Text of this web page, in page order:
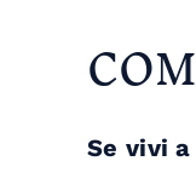
Se vivi